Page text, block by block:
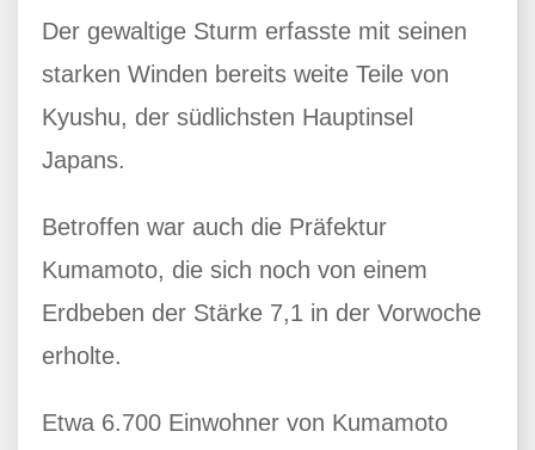
Der gewaltige Sturm erfasste mit seinen
starken Winden bereits weite Teile von
Kyushu, der südlichsten Hauptinsel
Japans.
Betroffen war auch die Präfektur
Kumamoto, die sich noch von einem
Erdbeben der Stärke 7,1 in der Vorwoche
erholte.
Etwa 6.700 Einwohner von Kumamoto